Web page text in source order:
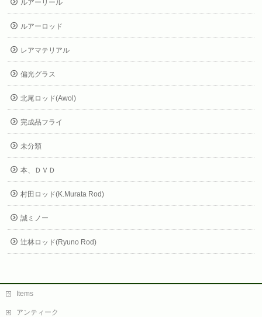
ルアーリール
ルアーロッド
レアマテリアル
偏光グラス
北尾ロッド(Awol)
完成品フライ
未分類
本、ＤＶＤ
村田ロッド(K.Murata Rod)
誠ミノー
辻林ロッド(Ryuno Rod)
Items
アンティーク